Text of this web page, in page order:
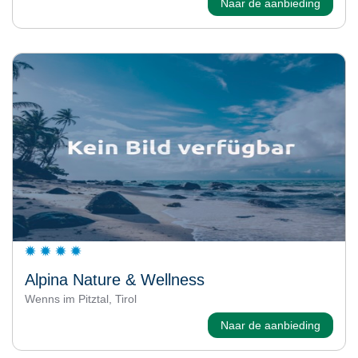
Naar de aanbieding
Alpina Nature & Wellness
Wenns im Pitztal, Tirol
Naar de aanbieding